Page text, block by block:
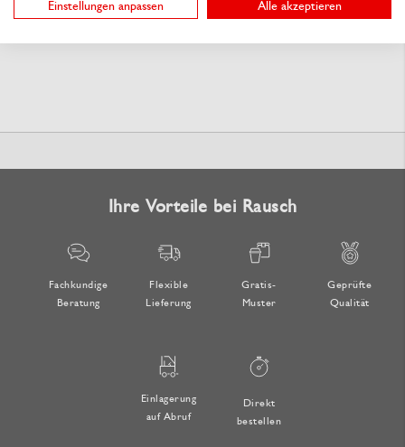
Ihre Vorteile bei Rausch
Fachkundige
Beratung
Flexible
Lieferung
Gratis-
Muster
Geprüfte
Qualität
Einlagerung
auf Abruf
Direkt
bestellen
Einstellungen anpassen Alle akzeptieren